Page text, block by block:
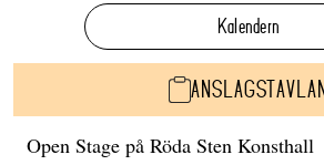
Kalendern
ANSLAGSTAVLAN
Open Stage på Röda Sten Konsthall